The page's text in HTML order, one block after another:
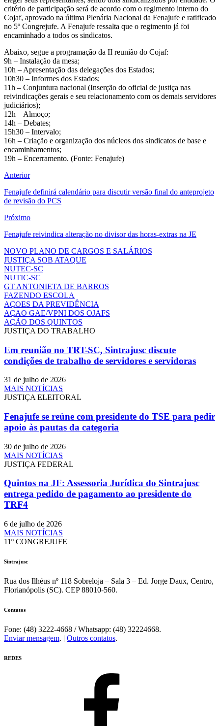
critério de participação será de acordo com o regimento interno do
Cojaf, aprovado na última Plenária Nacional da Fenajufe e ratificado
no 5º Congrejufe. A Fenajufe ressalta que o regimento já foi
encaminhado a todos os sindicatos.
Abaixo, segue a programação da II reunião do Cojaf:
9h – Instalação da mesa;
10h – Apresentação das delegações dos Estados;
10h30 – Informes dos Estados;
11h – Conjuntura nacional (Inserção do oficial de justiça nas
reivindicações gerais e seu relacionamento com os demais servidores
judiciários);
12h – Almoço;
14h – Debates;
15h30 – Intervalo;
16h – Criação e organização dos núcleos dos sindicatos de base e
encaminhamentos;
19h – Encerramento. (Fonte: Fenajufe)
Anterior
Fenajufe definirá calendário para discutir versão final do anteprojeto
de revisão do PCS
Próximo
Fenajufe reivindica alteração no divisor das horas-extras na JE
NOVO PLANO DE CARGOS E SALÁRIOS
JUSTIÇA SOB ATAQUE
NUTEC-SC
NUTIC-SC
GT ANTONIETA DE BARROS
FAZENDO ESCOLA
AÇOES DA PREVIDÊNCIA
AÇAO GAE/VPNI DOS OJAFS
AÇÃO DOS QUINTOS
JUSTIÇA DO TRABALHO
Em reunião no TRT-SC, Sintrajusc discute
condições de trabalho de servidores e servidoras
31 de julho de 2026
MAIS NOTÍCIAS
JUSTIÇA ELEITORAL
Fenajufe se reúne com presidente do TSE para pedir
apoio às pautas da categoria
30 de julho de 2026
MAIS NOTÍCIAS
JUSTIÇA FEDERAL
Quintos na JF: Assessoria Jurídica do Sintrajusc
entrega pedido de pagamento ao presidente do
TRF4
6 de julho de 2026
MAIS NOTÍCIAS
11º CONGREJUFE
Sintrajusc
Rua dos Ilhéus nº 118 Sobreloja – Sala 3 – Ed. Jorge Daux, Centro,
Florianópolis (SC). CEP 88010-560.
Contatos
Fone: (48) 3222-4668 / Whatsapp: (48) 32224668.
Enviar mensagem. | Outros contatos.
REDES